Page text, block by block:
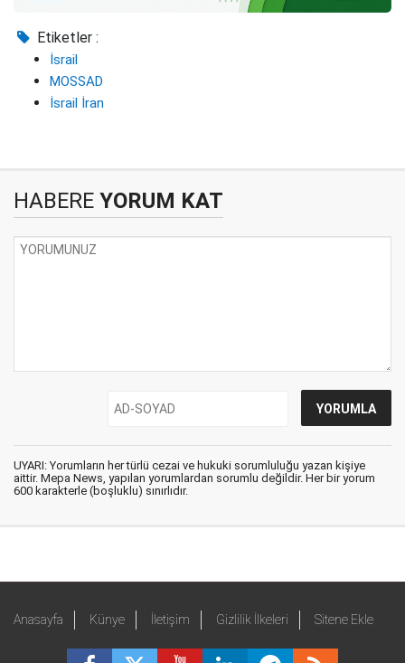
Etiketler :
İsrail
MOSSAD
İsrail İran
HABERE YORUM KAT
UYARI: Yorumların her türlü cezai ve hukuki sorumluluğu yazan kişiye
aittir. Mepa News, yapılan yorumlardan sorumlu değildir. Her bir yorum
600 karakterle (boşluklu) sınırlıdır.
Anasayfa Künye İletişim Gizlilik İlkeleri Sitene Ekle